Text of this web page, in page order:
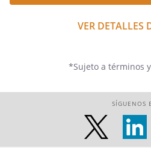
VER DETALLES
*Sujeto a términos
SÍGUENOS